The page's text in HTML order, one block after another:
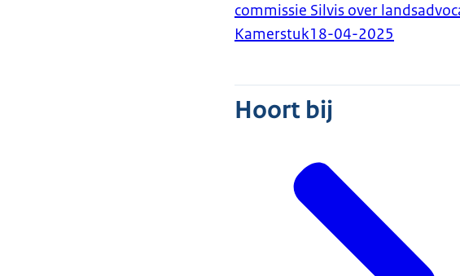
commissie Silvis over
Kamerstuk18-04-2025
Hoort bij